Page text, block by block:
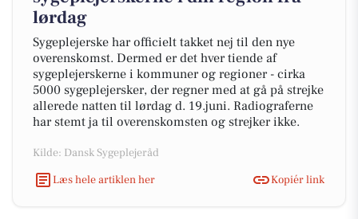
lørdag
Sygeplejerske har officielt takket nej til den nye
overenskomst. Dermed er det hver tiende af
sygeplejerskerne i kommuner og regioner - cirka
5000 sygeplejersker, der regner med at gå på strejke
allerede natten til lørdag d. 19.juni. Radiograferne
har stemt ja til overenskomsten og strejker ikke.
Kilde: Dansk Sygeplejeråd
Læs hele artiklen her
Kopiér link